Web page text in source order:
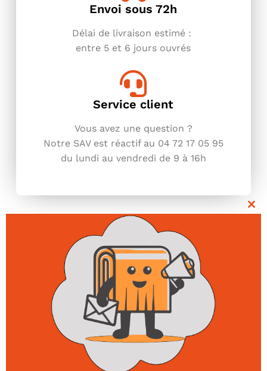
Envoi sous 72h
Délai de livraison estimé :
entre 5 et 6 jours ouvrés
Service client
Vous avez une question ?
Notre SAV est réactif au 04 72 17 0595
du lundi au vendredi de 9 à 16h
Ils nous font
confiance !